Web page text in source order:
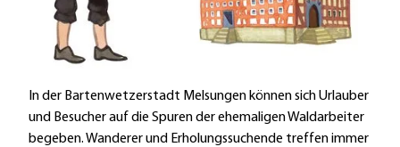
In der Bartenwetzerstadt Melsungen können sich Urlauber
und Besucher auf die Spuren der ehemaligen Waldarbeiter
begeben. Wanderer und Erholungssuchende treffen immer